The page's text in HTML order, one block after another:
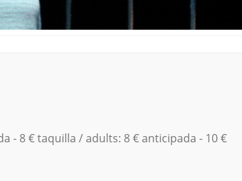
- 8 € taquilla / adults: 8 € anticipada - 10 €